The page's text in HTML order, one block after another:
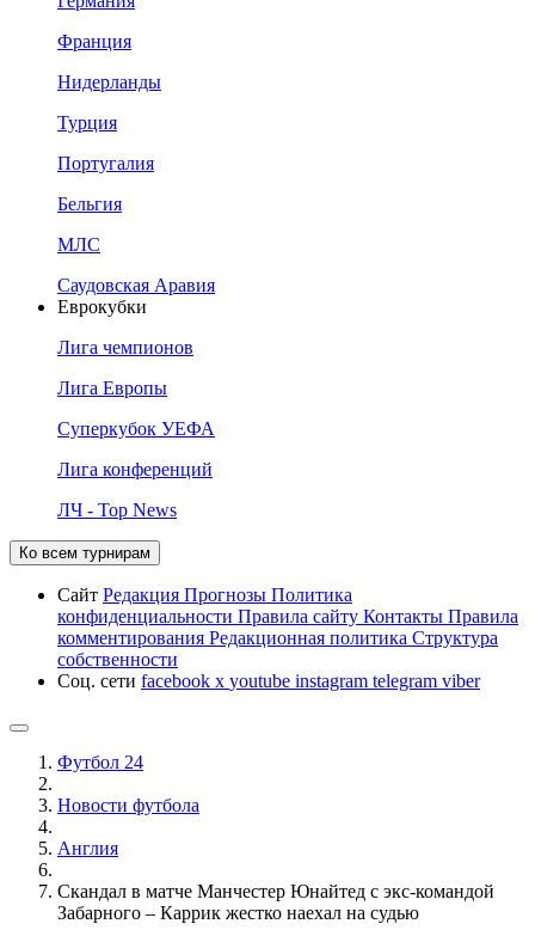
Франция
Нидерланды
Турция
Португалия
Бельгия
МЛС
Саудовская Аравия
Еврокубки
Лига чемпионов
Лига Европы
Суперкубок УЕФА
Лига конференций
ЛЧ - Top News
Ко всем турнирам
Сайт Редакция Прогнозы Политика
конфиденциальности Правила сайту Контакты Правила
комментирования Редакционная политика Структура
собственности
Соц. сети facebook x youtube instagram telegram viber
Футбол 24
Новости футбола
Англия
Скандал в матче Манчестер Юнайтед с экс-командой
Забарного – Каррик жестко наехал на судью